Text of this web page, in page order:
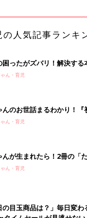
タイムセールが見逃せない
）
ングをもっと見る